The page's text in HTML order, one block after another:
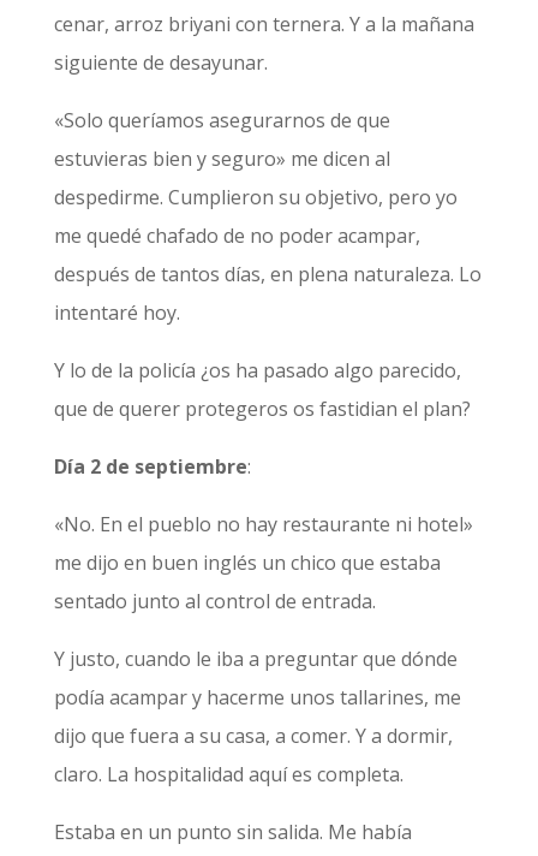
cenar, arroz briyani con ternera. Y a la mañana
siguiente de desayunar.
«Solo queríamos asegurarnos de que
estuvieras bien y seguro» me dicen al
despedirme. Cumplieron su objetivo, pero yo
me quedé chafado de no poder acampar,
después de tantos días, en plena naturaleza. Lo
intentaré hoy.
Y lo de la policía ¿os ha pasado algo parecido,
que de querer protegeros os fastidian el plan?
Día 2 de septiembre:
«No. En el pueblo no hay restaurante ni hotel»
me dijo en buen inglés un chico que estaba
sentado junto al control de entrada.
Y justo, cuando le iba a preguntar que dónde
podía acampar y hacerme unos tallarines, me
dijo que fuera a su casa, a comer. Y a dormir,
claro. La hospitalidad aquí es completa.
Estaba en un punto sin salida. Me había